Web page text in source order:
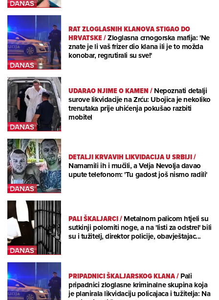
RAT ZLOGLASNIH KLANOVA STIGAO DO
HRVATSKE/Zloglasna crnogorska mafija: 'Ne
znate je li vaš frizer dio klana ili je to možda
konobar, regrutirali su sve!'
UDARAO NJIME O KAMEN/Nepoznati detalji
surove likvidacije na Zrću: Ubojica je nekoliko
trenutaka prije uhićenja pokušao razbiti
mobitel
DETALJI KRVAVIH LIKVIDACIJA U SRBIJI/
Namamili ih i mučili, a Velja Nevolja davao
upute telefonom: 'Tu gadost još nismo radili'
PALI ŠKALJARCI/Metalnom palicom htjeli su
sutkinji polomiti noge, a na 'listi za odstrel' bili
su i tužitelj, direktor policije, obavještajac...
PRIPADNICI ŠKALJARSKOG KLANA/Pali
pripadnici zloglasne kriminalne skupina koja
je planirala likvidaciju policajaca i tužitelja: Na